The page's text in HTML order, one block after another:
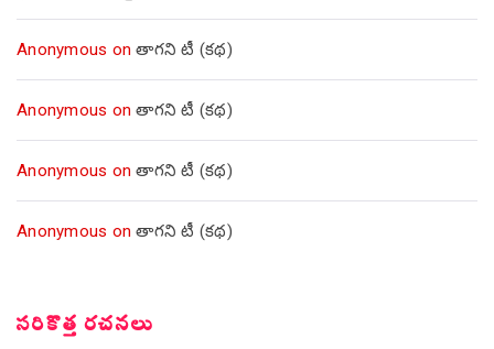
Anonymous onతాగని టీ (కథ)
Anonymous onతాగని టీ (కథ)
Anonymous onతాగని టీ (కథ)
Anonymous onతాగని టీ (కథ)
సరికొత్త రచనలు